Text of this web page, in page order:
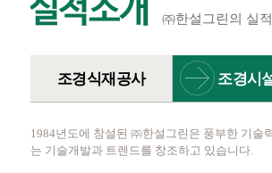
㈜한설그린의 실
조경식재공사 조경시
사
1984년도에 창설된 ㈜한설그린은 풍부한 기술
는 기술개발과 트렌드를 창조하고 있습니다.